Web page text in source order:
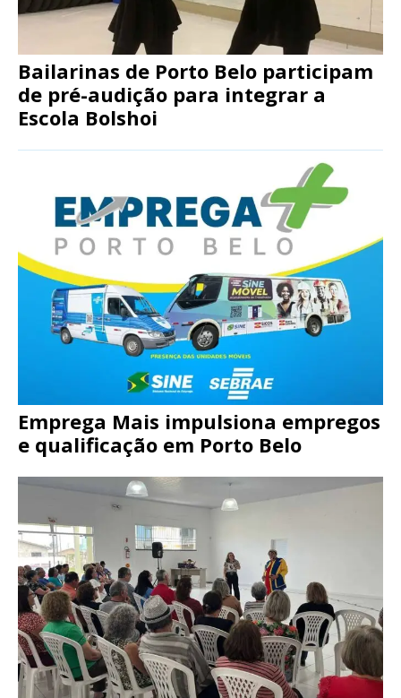
Bailarinas de Porto Belo participam
de pré-audição para integrar a
Escola Bolshoi
Emprega Mais impulsiona empregos
e qualificação em Porto Belo